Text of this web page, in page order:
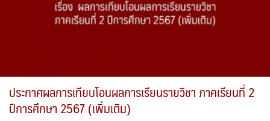
ประกาศผลการเทียบโอนผลการเรียนรายวิชา ภาคเรียนที่ 2
ปีการศึกษา 2567 (เพิ่มเติม)